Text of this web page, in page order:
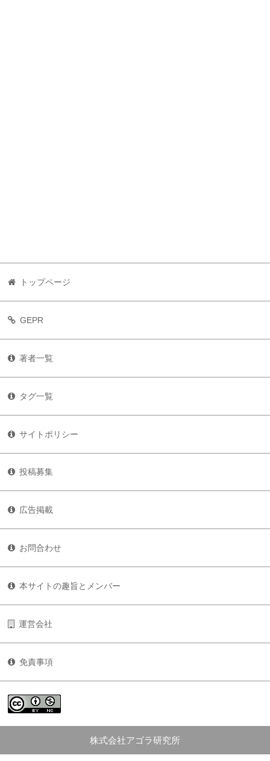
トップページ
GEPR
著者一覧
タグ一覧
サイトポリシー
投稿募集
広告掲載
お問合わせ
本サイトの趣旨とメンバー
運営会社
免責事項
株式会社アゴラ研究所